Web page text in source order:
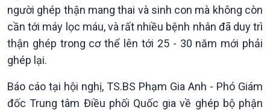
người ghép thận mang thai và sinh con mà không còn
cần tới máy lọc máu, và rất nhiều bệnh nhân đã duy trì
thận ghép trong cơ thể lên tới 25 - 30 năm mới phải
ghép lại.
Báo cáo tại hội nghị, TS.BS Phạm Gia Anh - Phó Giám
đốc Trung tâm Điều phối Quốc gia về ghép bộ phận